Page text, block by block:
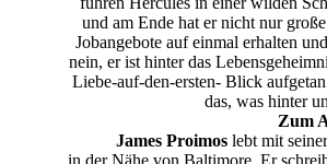
und am Ende hat er nicht nur
Jobangebote auf einmal erhalten
nein, er ist hinter das
Liebe-auf-den-ersten- Blick
das, was hinter
Zum
James Proimoslebt mit